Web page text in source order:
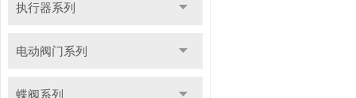
执行器系列
电动阀门系列
蝶阀系列